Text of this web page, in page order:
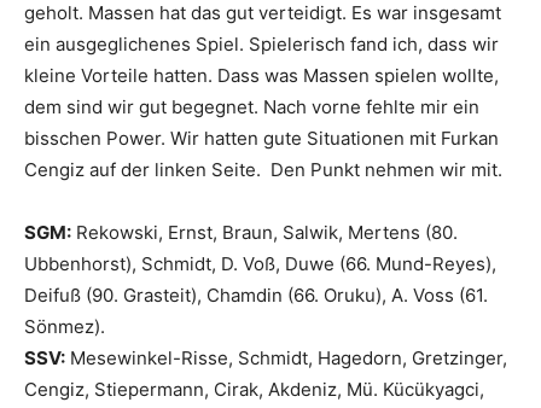
geholt. Massen hat das gut verteidigt. Es war insgesamt
ein ausgeglichenes Spiel. Spielerisch fand ich, dass wir
kleine Vorteile hatten. Dass was Massen spielen wollte,
dem sind wir gut begegnet. Nach vorne fehlte mir ein
bisschen Power. Wir hatten gute Situationen mit Furkan
Cengiz auf der linken Seite. Den Punkt nehmen wir mit.
SGM: Rekowski, Ernst, Braun, Salwik, Mertens (80.
Ubbenhorst), Schmidt, D. Voß, Duwe (66. Mund-Reyes),
Deifuß (90. Grasteit), Chamdin (66. Oruku), A. Voss (61.
Sönmez).
SSV: Mesewinkel-Risse, Schmidt, Hagedorn, Gretzinger,
Cengiz, Stiepermann, Cirak, Akdeniz, Mü. Kücükyagci,